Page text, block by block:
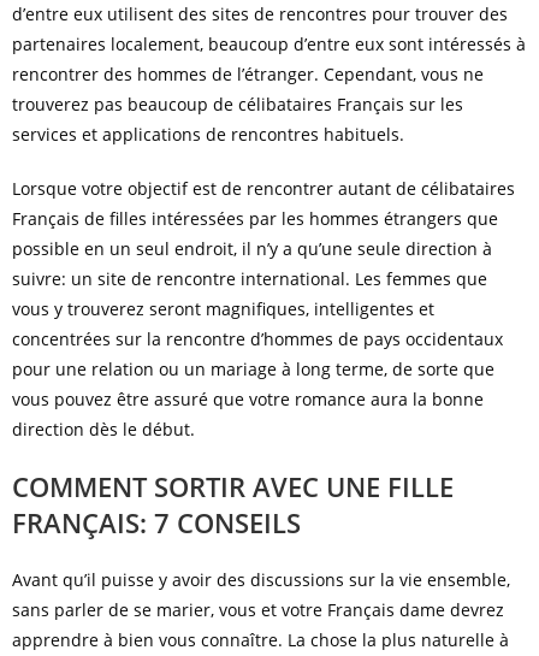
d’entre eux utilisent des sites de rencontres pour trouver des
partenaires localement, beaucoup d’entre eux sont intéressés à
rencontrer des hommes de l’étranger. Cependant, vous ne
trouverez pas beaucoup de célibataires Français sur les
services et applications de rencontres habituels.
Lorsque votre objectif est de rencontrer autant de célibataires
Français de filles intéressées par les hommes étrangers que
possible en un seul endroit, il n’y a qu’une seule direction à
suivre: un site de rencontre international. Les femmes que
vous y trouverez seront magnifiques, intelligentes et
concentrées sur la rencontre d’hommes de pays occidentaux
pour une relation ou un mariage à long terme, de sorte que
vous pouvez être assuré que votre romance aura la bonne
direction dès le début.
COMMENT SORTIR AVEC UNE FILLE
FRANÇAIS: 7 CONSEILS
Avant qu’il puisse y avoir des discussions sur la vie ensemble,
sans parler de se marier, vous et votre Français dame devrez
apprendre à bien vous connaître. La chose la plus naturelle à